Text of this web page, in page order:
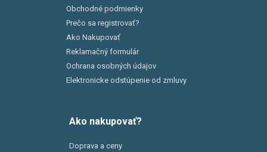
Obchodné podmienky
Prečo sa registrovať?
Ako Nakupovať
Reklamačný formulár
Ochrana osobných údajov
Elektronicke odstúpenie od zmluvy
Ako nakupovať?
Doprava a ceny